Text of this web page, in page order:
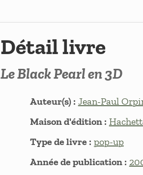
Détail livre
Le Black Pearl en 3D
Auteur(s) : Jean-Paul
Maison d'édition :
Type de livre : pop-up
Année de publication :